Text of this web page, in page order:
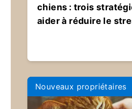
chiens : trois
aider à réduire le
Nouveaux propriétaires